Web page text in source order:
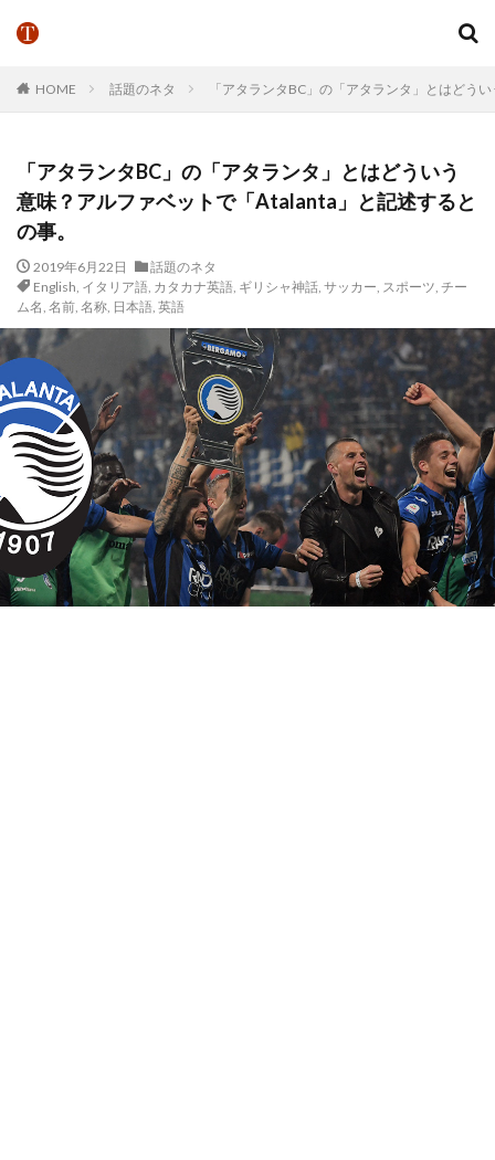
HOME 話題のネタ 「アタランタBC」の「アタランタ」とはどう
「アタランタBC」の「アタランタ」とはどういう
意味？アルファベットで「Atalanta」と記述すると
の事。
2019年6月22日
話題のネタ
English, イタリア語, カタカナ英語, ギリシャ神話, サッカー, スポーツ, チー
ム名, 名前, 名称, 日本語, 英語